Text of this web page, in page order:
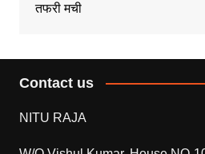
तफरी मची
Contact us
NITU RAJA